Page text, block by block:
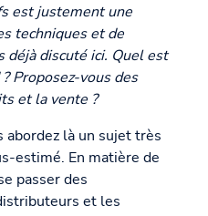
est justement une
techniques et de
déjà discuté ici. Quel est
Proposez-vous des
et la vente ?
abordez là un sujet très
estimé. En matière de
passer des
et les